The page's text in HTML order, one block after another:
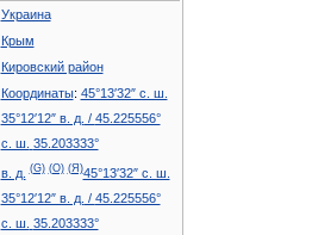
Украина
Крым
Кировский район
Координаты: 45°13′32″ с. ш.
35°12′12″ в. д. / 45.225556°
с. ш. 35.203333°
в. д. (G) (O) (Я)45°13′32″ с. ш.
35°12′12″ в. д. / 45.225556°
с. ш. 35.203333°